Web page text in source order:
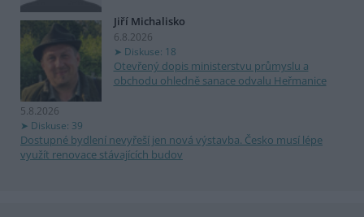
Jiří Michalisko
6.8.2026
Diskuse: 18
Otevřený dopis ministerstvu průmyslu a
obchodu ohledně sanace odvalu Heřmanice
5.8.2026
Diskuse: 39
Dostupné bydlení nevyřeší jen nová výstavba. Česko musí lépe
využít renovace stávajících budov